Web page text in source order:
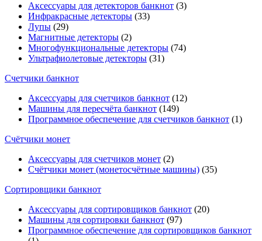
Аксессуары для детекторов банкнот (3)
Инфракрасные детекторы (33)
Лупы (29)
Магнитные детекторы (2)
Многофункциональные детекторы (74)
Ультрафиолетовые детекторы (31)
Счетчики банкнот
Аксессуары для счетчиков банкнот (12)
Машины для пересчёта банкнот (149)
Программное обеспечение для счетчиков банкнот (1)
Счётчики монет
Аксессуары для счетчиков монет (2)
Счётчики монет (монетосчётные машины) (35)
Cортировщики банкнот
Аксессуары для сортировщиков банкнот (20)
Машины для сортировки банкнот (97)
Программное обеспечение для сортировщиков банкнот